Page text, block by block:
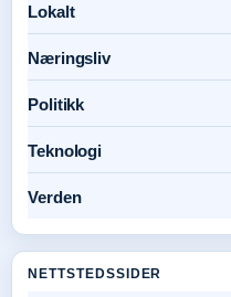
Lokalt
Næringsliv
Politikk
Teknologi
Verden
NETTSTEDSSIDER